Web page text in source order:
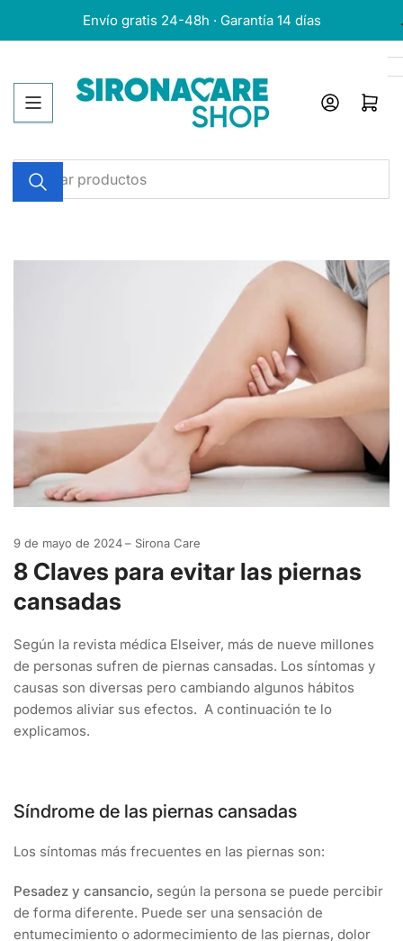
Envío gratis 24-48h · Garantía 14 días
Buscar
productos
Iniciar sesiónAbrir cesta
9 de mayo de 2024 Sirona Care
8 Claves para evitar las piernas
cansadas
Según la revista médica Elseiver, más de nueve millones
de personas sufren de piernas cansadas. Los síntomas y
causas son diversas pero cambiando algunos hábitos
podemos aliviar sus efectos. A continuación te lo
explicamos.
Síndrome de las piernas cansadas
Los síntomas más frecuentes en las piernas son:
Pesadez y cansancio, según la persona se puede percibir
de forma diferente. Puede ser una sensación de
entumecimiento o adormecimiento de las piernas, dolor